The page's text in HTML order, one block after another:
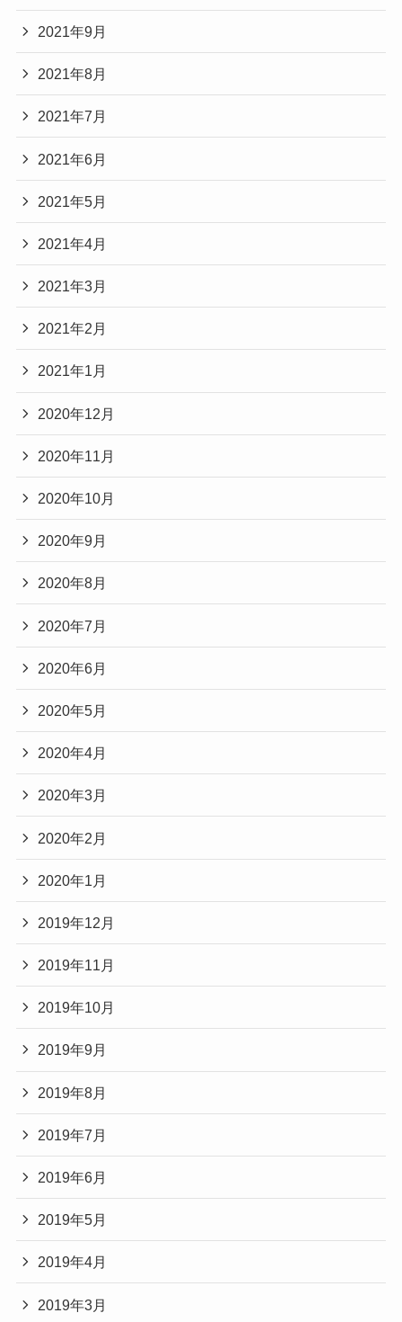
2021年9月
2021年8月
2021年7月
2021年6月
2021年5月
2021年4月
2021年3月
2021年2月
2021年1月
2020年12月
2020年11月
2020年10月
2020年9月
2020年8月
2020年7月
2020年6月
2020年5月
2020年4月
2020年3月
2020年2月
2020年1月
2019年12月
2019年11月
2019年10月
2019年9月
2019年8月
2019年7月
2019年6月
2019年5月
2019年4月
2019年3月